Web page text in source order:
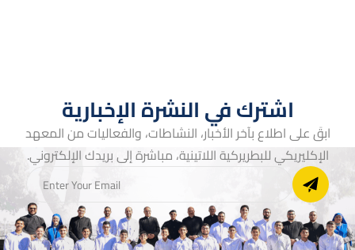
اشترك في النشرة الإخبارية
ابقَ على اطلاع بآخر الأخبار، النشاطات، والفعاليات من المعهد
الإكليريكي للبطريركية اللاتينية، مباشرة إلى بريدك الإلكتروني.